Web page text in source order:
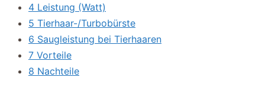
4 Leistung (Watt)
5 Tierhaar-/Turbobürste
6 Saugleistung bei Tierhaaren
7 Vorteile
8 Nachteile